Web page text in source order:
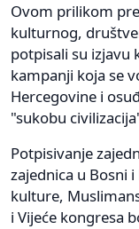
Ovom prilikom
kulturnog,
potpisali su izjavu
kampanji koja se
Hercegovine i
"sukobu
Potpisivanje
zajednica u Bosni
kulture,
i Vijeće kongresa